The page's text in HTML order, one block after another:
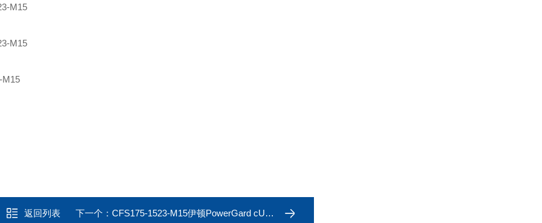
M15
M15
M15
返回列表 下一个： CFS175-1523-M15伊顿PowerGard cUL防爆插座CFS150-1523-M15